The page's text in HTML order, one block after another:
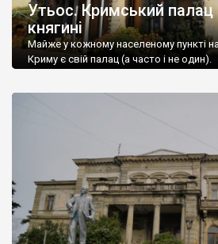
Утьос. Кримський палац
княгині
Майже у кожному населеному пункті
Криму є свій палац (а часто і не один).